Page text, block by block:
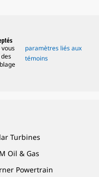
paramètres liés aux
témoins
Turbines
Oil & Gas
Powertrain